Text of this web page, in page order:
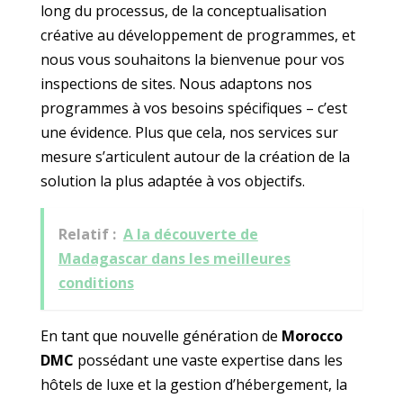
long du processus, de la conceptualisation
créative au développement de programmes, et
nous vous souhaitons la bienvenue pour vos
inspections de sites. Nous adaptons nos
programmes à vos besoins spécifiques – c’est
une évidence. Plus que cela, nos services sur
mesure s’articulent autour de la création de la
solution la plus adaptée à vos objectifs.
Relatif : A la découverte de
Madagascar dans les meilleures
conditions
En tant que nouvelle génération de Morocco
DMC possédant une vaste expertise dans les
hôtels de luxe et la gestion d’hébergement, la